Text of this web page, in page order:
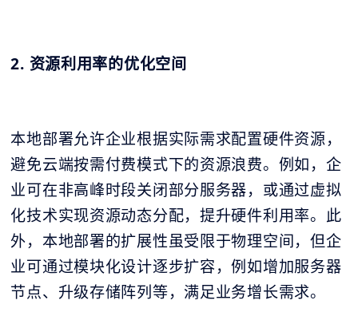
2. 资源利用率的优化空间
本地部署允许企业根据实际需求配置硬件资源，
避免云端按需付费模式下的资源浪费。例如，企
业可在非高峰时段关闭部分服务器，或通过虚拟
化技术实现资源动态分配，提升硬件利用率。此
外，本地部署的扩展性虽受限于物理空间，但企
业可通过模块化设计逐步扩容，例如增加服务器
节点、升级存储阵列等，满足业务增长需求。